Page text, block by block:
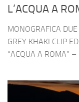
L’ACQUA A
MONOGRAFICA
GREY KHAKI CLIP
“ACQUA A ROMA”